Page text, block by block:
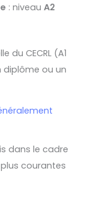
: niveau A2
du CECRL (A1
diplôme ou un
dans le cadre
courantes